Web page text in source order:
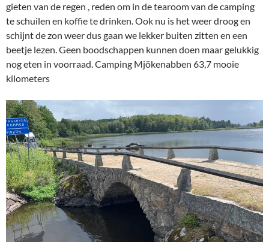
gieten van de regen , reden om in de tearoom van de camping
te schuilen en koffie te drinken. Ook nu is het weer droog en
schijnt de zon weer dus gaan we lekker buiten zitten en een
beetje lezen. Geen boodschappen kunnen doen maar gelukkig
nog eten in voorraad. Camping Mjökenabben 63,7 mooie
kilometers